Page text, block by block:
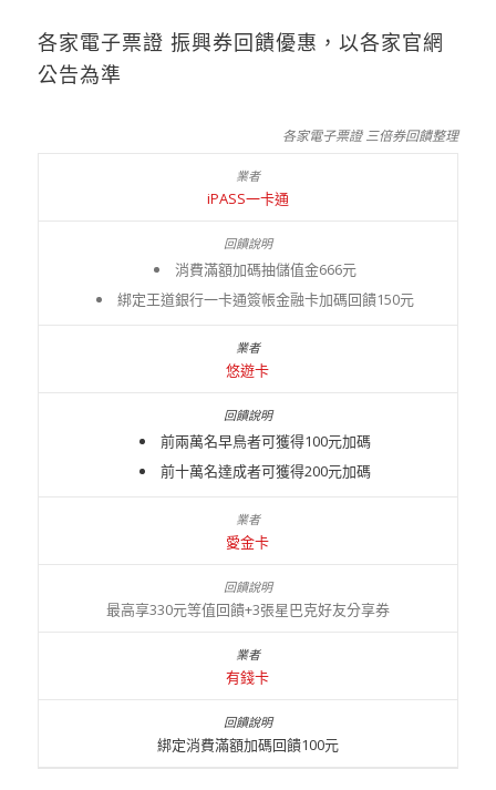
各家電子票證 振興券回饋優惠，以各家官網
公告為準
各家電子票證 三倍券回饋整理
iPASS一卡通
消費滿額加碼抽儲值金666元
綁定王道銀行一卡通簽帳金融卡加碼回饋150元
悠遊卡
前兩萬名早鳥者可獲得100元加碼
前十萬名達成者可獲得200元加碼
愛金卡
最高享330元等值回饋+3張星巴克好友分享券
有錢卡
綁定消費滿額加碼回饋100元